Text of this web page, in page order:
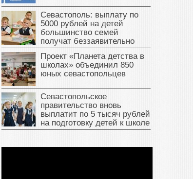
Севастополь: выплату по
5000 рублей на детей
большинство семей
получат беззаявительно
Проект «Планета детства в
школах» объединил 850
юных севастопольцев
Севастопольское
правительство вновь
выплатит по 5 тысяч рублей
на подготовку детей к школе